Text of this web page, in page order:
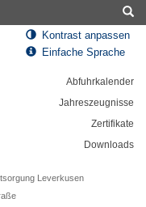
Kontrast anpassen
Einfache Sprache
Abfuhrkalender
Jahreszeugnisse
Zertifikate
Downloads
Leverkusen